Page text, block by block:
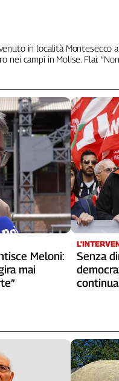
in località Montesecco
nei campi in Molise. Flai:
Meloni:
mai
Senza